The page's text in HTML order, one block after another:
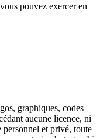
pouvez exercer en
graphiques, codes
aucune licence, ni
personnel et privé, toute